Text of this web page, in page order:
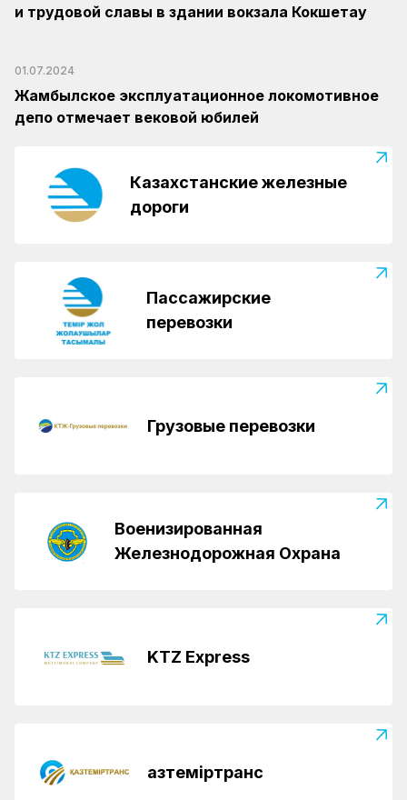
и трудовой славы в здании вокзала Кокшетау
01.07.2024
Жамбылское эксплуатационное локомотивное
депо отмечает вековой юбилей
Казахстанские железные
дороги
Пассажирские
перевозки
Грузовые перевозки
Военизированная
Железнодорожная Охрана
KTZ Express
Қазтеміртранс